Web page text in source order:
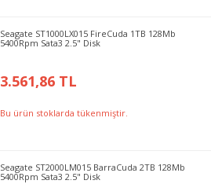
Seagate ST1000LX015 FireCuda 1TB 128Mb
5400Rpm Sata3 2.5" Disk
3.561,86 TL
Bu ürün stoklarda tükenmiştir.
Seagate ST2000LM015 BarraCuda 2TB 128Mb
5400Rpm Sata3 2.5" Disk